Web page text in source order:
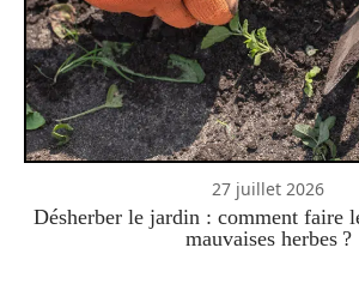
27 juillet 2026
Désherber le jardin : comment faire
mauvaises herbes ?